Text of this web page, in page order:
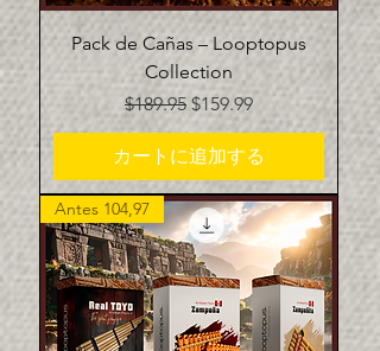
Pack de Cañas – Looptopus
Collection
通常価格
$189.95 セール価格
$159.99
カートに追加する
Antes 104,97